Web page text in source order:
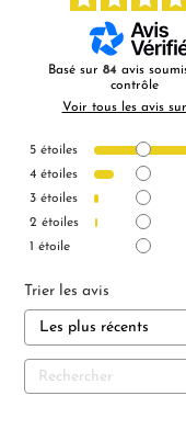
Basé sur 84 avis
contrôle
Voir tous les avis
5 étoiles
4 étoiles
3 étoiles
2 étoiles
1 étoile
Trier les avis